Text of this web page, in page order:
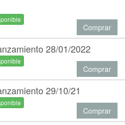
Comprar
28/01/2022
Comprar
29/10/21
Comprar